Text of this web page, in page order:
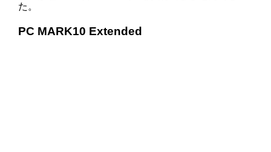
た。
PC MARK10 Extended